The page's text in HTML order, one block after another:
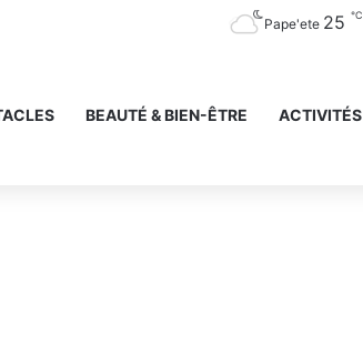
Pape'ete 25 ℃
BEAUTÉ & BIEN-ÊTRE ACTIVITÉS